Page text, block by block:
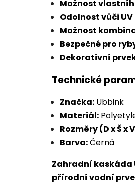
Možnost
Odolnost vůči
Možnost
Bezpečné pro
Dekorativní
Technické
Značka: Ubbink
Materiál:
Rozměry (D x Š x
Barva:Černá
Zahradní kaskáda
přírodní vodní